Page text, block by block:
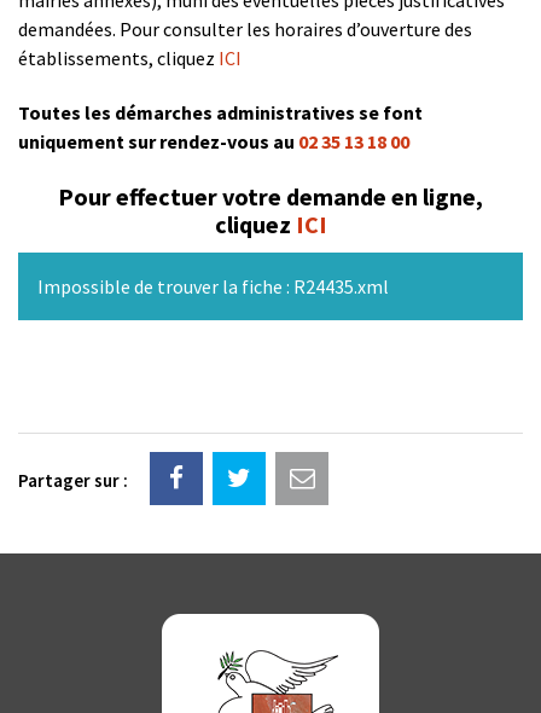
demandées. Pour consulter les horaires d’ouverture des
établissements, cliquez ICI
Toutes les démarches administratives se font
uniquement sur rendez-vous au 02 35 13 18 00
Pour effectuer votre demande en ligne,
cliquez ICI
Impossible de trouver la fiche : R24435.xml
Partager sur :